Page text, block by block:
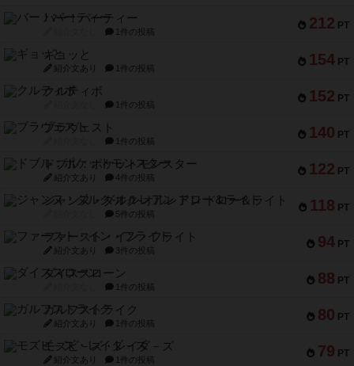
212 PT
バー！パーティー
1件の投稿
154 PT
ギョッと
紹介文あり 1件の投稿
152 PT
クルティボ
1件の投稿
140 PT
ブラヴェスト
1件の投稿
122 PT
ドブル：ポケットモンスター
紹介文あり 4件の投稿
118 PT
ジャンヌ・ダルク-オルレアン ドロー＆ライト
5件の投稿
94 PT
ファースト・イン・フライト
紹介文あり 3件の投稿
88 PT
ダイススローン
1件の投稿
80 PT
ガルフストライク
紹介文あり 1件の投稿
79 PT
モズビ－ズ・レイダ－ズ
紹介文あり 1件の投稿